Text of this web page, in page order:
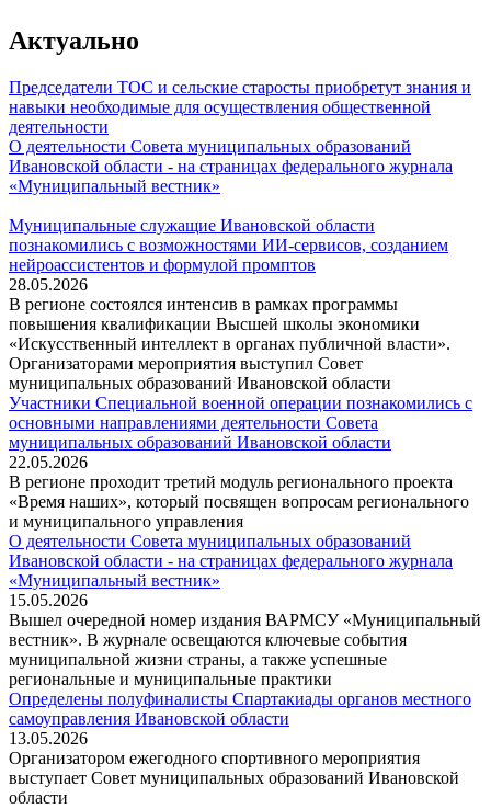
Владимир Путин
Актуально
Председатели ТОС и сельские старосты приобретут знания и
навыки необходимые для осуществления общественной
деятельности
О деятельности Совета муниципальных образований
Ивановской области - на страницах федерального журнала
«Муниципальный вестник»
Муниципальные служащие Ивановской области
познакомились с возможностями ИИ-сервисов, созданием
нейроассистентов и формулой промптов
28.05.2026
В регионе состоялся интенсив в рамках программы
повышения квалификации Высшей школы экономики
«Искусственный интеллект в органах публичной власти».
Организаторами мероприятия выступил Совет
муниципальных образований Ивановской области
Участники Специальной военной операции познакомились с
основными направлениями деятельности Совета
муниципальных образований Ивановской области
22.05.2026
В регионе проходит третий модуль регионального проекта
«Время наших», который посвящен вопросам регионального
и муниципального управления
О деятельности Совета муниципальных образований
Ивановской области - на страницах федерального журнала
«Муниципальный вестник»
15.05.2026
Вышел очередной номер издания ВАРМСУ «Муниципальный
вестник». В журнале освещаются ключевые события
муниципальной жизни страны, а также успешные
региональные и муниципальные практики
Определены полуфиналисты Спартакиады органов местного
самоуправления Ивановской области
13.05.2026
Организатором ежегодного спортивного мероприятия
выступает Совет муниципальных образований Ивановской
области